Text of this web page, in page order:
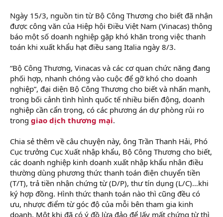
Ngày 15/3, nguồn tin từ Bộ Công Thương cho biết đã nhận
được công văn của Hiệp hội Điều Việt Nam (Vinacas) thông
báo một số doanh nghiệp gặp khó khăn trong việc thanh
toán khi xuất khẩu hạt điều sang Italia ngày 8/3.
“Bộ Công Thương, Vinacas và các cơ quan chức năng đang
phối hợp, nhanh chóng vào cuộc để gỡ khó cho doanh
nghiệp”, đại diện Bộ Công Thương cho biết và nhấn mạnh,
trong bối cảnh tình hình quốc tế nhiều biến động, doanh
nghiệp cần cẩn trọng, có các phương án dự phòng rủi ro
trong giao dịch thương mại.
Chia sẻ thêm về câu chuyện này, ông Trần Thanh Hải, Phó
Cục trưởng Cục Xuất nhập khẩu, Bộ Công Thương cho biết,
các doanh nghiệp kinh doanh xuất nhập khẩu nhân điều
thường dùng phương thức thanh toán điện chuyển tiền
(T/T), trả tiền nhận chứng từ (D/P), thư tín dụng (L/C)…khi
ký hợp đồng. Hình thức thanh toán nào thì cũng đều có
ưu, nhược điểm từ góc độ của mỗi bên tham gia kinh
doanh. Một khi đã có ý đồ lừa đảo để lấy mất chứng từ thì